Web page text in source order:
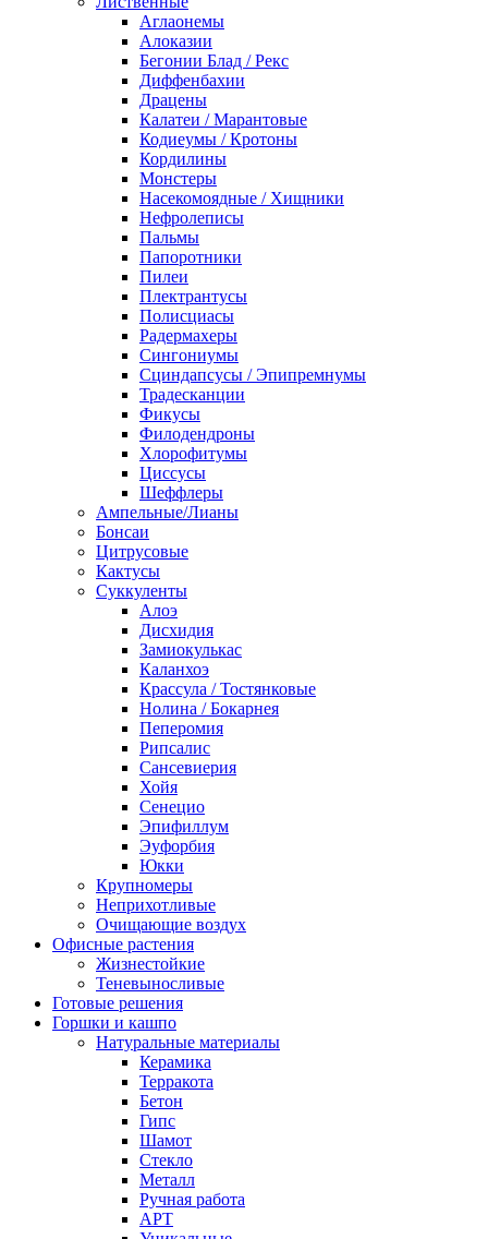
Аглаонемы
Алоказии
Бегонии Блад / Рекс
Диффенбахии
Драцены
Калатеи / Марантовые
Кодиеумы / Кротоны
Кордилины
Монстеры
Насекомоядные / Хищники
Нефролеписы
Пальмы
Папоротники
Пилеи
Плектрантусы
Полисциасы
Радермахеры
Сингониумы
Сциндапсусы / Эпипремнумы
Традесканции
Фикусы
Филодендроны
Хлорофитумы
Циссусы
Шеффлеры
Ампельные/Лианы
Бонсаи
Цитрусовые
Кактусы
Суккуленты
Алоэ
Дисхидия
Замиокулькас
Каланхоэ
Крассула / Тостянковые
Нолина / Бокарнея
Пеперомия
Рипсалис
Сансевиерия
Хойя
Сенецио
Эпифиллум
Эуфорбия
Юкки
Крупномеры
Неприхотливые
Очищающие воздух
Офисные растения
Жизнестойкие
Теневыносливые
Готовые решения
Горшки и кашпо
Натуральные материалы
Керамика
Терракота
Бетон
Гипс
Шамот
Стекло
Металл
Ручная работа
АРТ